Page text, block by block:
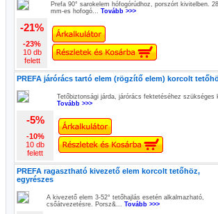
Prefa 90° sarokelem hófogórúdhoz, porszórt kivitelben.
mm-es hofogó... Tovább >>>
-21%
-23%
10 db
felett
PREFA járórács tartó elem (rögzítő elem) korcolt
Tetőbiztonsági járda, járórács fektetéséhez szükséges
Tovább >>>
-5%
-10%
10 db
felett
PREFA ragasztható kivezető elem korcolt tetőhöz,
egyrészes
A kivezető elem 3-52° tetőhajlás esetén alkalmazható,
csőátvezetésre. Porsz&... Tovább >>>